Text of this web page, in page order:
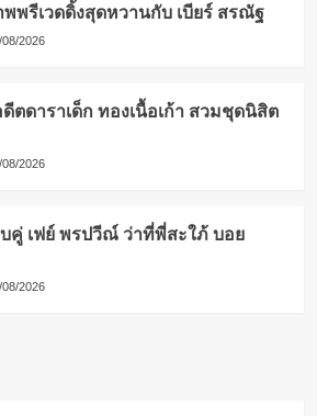
พรีเวดดิ้งสุดหวานกับ เบียร์ สรณัฐ
08/2026
ดาราเด็ก ทองเนื้อเก้า สวมชุดนิสิต
08/2026
คู่ เฟย์ พรปวีณ์ ว่าที่พี่สะใภ้ บอย
08/2026